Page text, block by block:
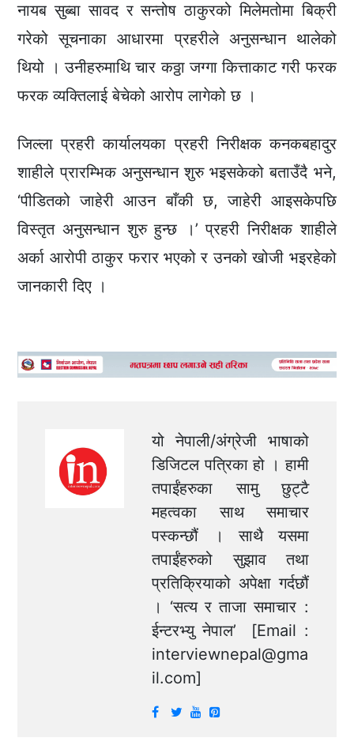
नायब सुब्बा सावद र सन्तोष ठाकुरको मिलेमतोमा बिक्री
गरेको सूचनाका आधारमा प्रहरीले अनुसन्धान थालेको
थियो । उनीहरुमाथि चार कठ्ठा जग्गा कित्ताकाट गरी फरक
फरक व्यक्तिलाई बेचेको आरोप लागेको छ ।
जिल्ला प्रहरी कार्यालयका प्रहरी निरीक्षक कनकबहादुर
शाहीले प्रारम्भिक अनुसन्धान शुरु भइसकेको बताउँदै भने,
‘पीडितको जाहेरी आउन बाँकी छ, जाहेरी आइसकेपछि
विस्तृत अनुसन्धान शुरु हुन्छ ।’ प्रहरी निरीक्षक शाहीले
अर्का आरोपी ठाकुर फरार भएको र उनको खोजी भइरहेको
जानकारी दिए ।
यो नेपाली/अंग्रेजी भाषाको
डिजिटल पत्रिका हो । हामी
तपाईंहरुका सामु छुट्टै
महत्वका साथ समाचार
पस्कन्छौं । साथै यसमा
तपाईंहरुको सुझाव तथा
प्रतिक्रियाको अपेक्षा गर्दछौं
। ‘सत्य र ताजा समाचार :
ईन्टरभ्यु नेपाल’ [Email :
interviewnepal@gma
il.com]